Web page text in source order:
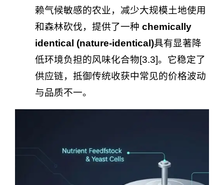
赖气候敏感的农业，减少大规模土地使用
和森林砍伐，提供了一种 chemically
identical (nature-identical)具有显著降
低环境负担的风味化合物[3.3]。它稳定了
供应链，抵御传统收获中常见的价格波动
与品质不一。